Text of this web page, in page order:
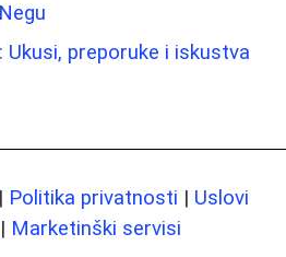
Ukusi, preporuke i iskustva
| Politika privatnosti | Uslovi
| Marketinški servisi